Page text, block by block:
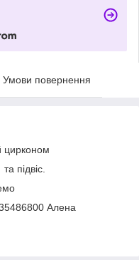
Умови повернення
цирконом
підвіс.
Алена